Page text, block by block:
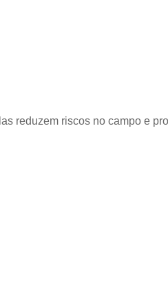
reduzem riscos no campo e